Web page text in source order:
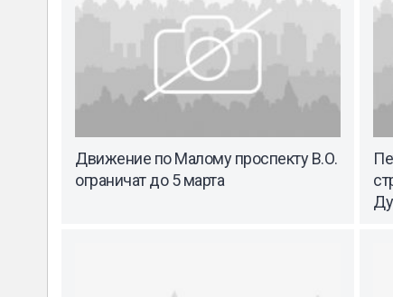
Движение по Малому проспекту В.О.
ограничат до 5 марта